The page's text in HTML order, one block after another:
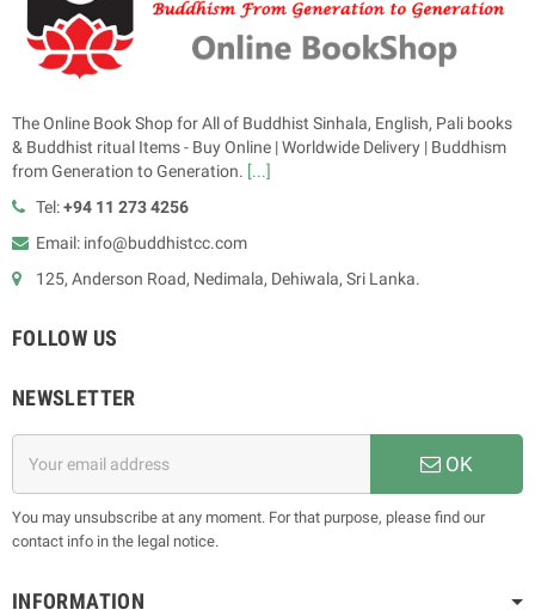
The Online Book Shop for All of Buddhist Sinhala, English, Pali books
& Buddhist ritual Items - Buy Online | Worldwide Delivery | Buddhism
from Generation to Generation. [...]
Tel:+94 11 273 4256
Email: info@buddhistcc.com
125, Anderson Road, Nedimala, Dehiwala, Sri Lanka.
FOLLOW US
NEWSLETTER
OK
You may unsubscribe at any moment. For that purpose, please find our
contact info in the legal notice.
INFORMATION